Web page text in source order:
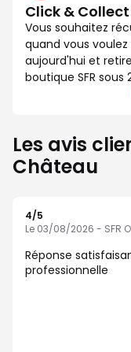
Click &
Vous souhaitez
quand vous
aujourd'hui et
boutique SFR sous
Les avis
Château
4/5
Le 03/08/2026 - SFR
Réponse
professionnelle